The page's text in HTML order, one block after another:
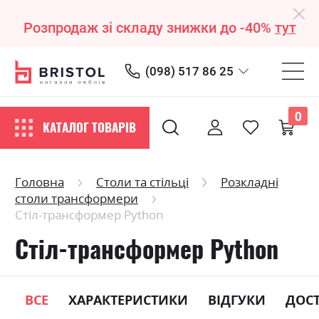
Розпродаж зі складу знижки до -40% тут
(098) 517 86 25
КАТАЛОГ ТОВАРІВ
0
Головна Столи та стільці
Розкладні
столи трансформери
Стіл-трансформер Python
Стіл-трансформер Python
ВСЕ ХАРАКТЕРИСТИКИ ВІДГУКИ